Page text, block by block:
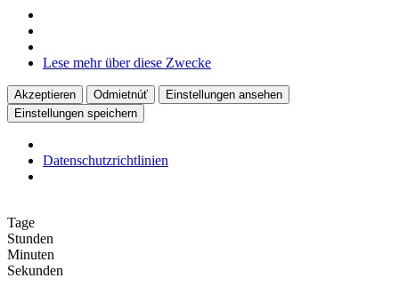
Lese mehr über diese Zwecke
Akzeptieren Odmietnúť
Einstellungen ansehen
Einstellungen speichern
Datenschutzrichtlinien
Inhalt
springen
Tage
Stunden
Minuten
Sekunden